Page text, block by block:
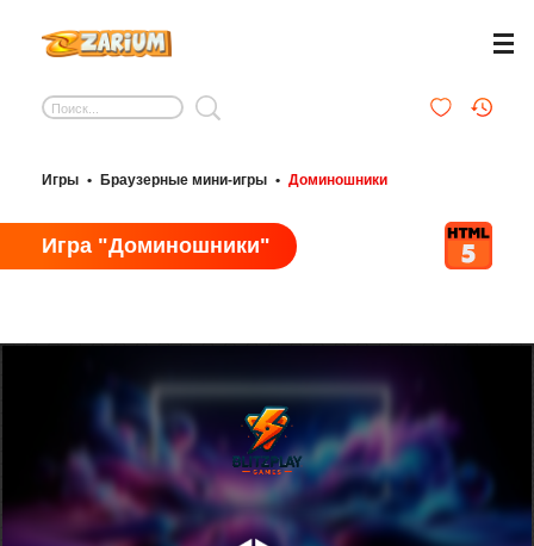
Игры • Браузерные мини-игры • Доминошники
Игра "Доминошники"